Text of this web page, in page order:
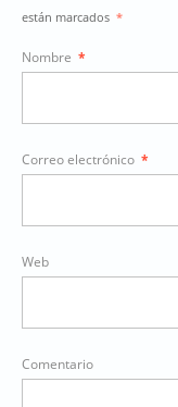
están marcados *
Nombre *
Correo electrónico *
Web
Comentario